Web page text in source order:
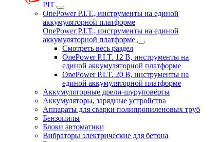
PIT
OnePower P.I.T., инструменты на единой
аккумуляторной платформе
OnePower P.I.T., инструменты на единой
аккумуляторной платформе
Смотреть весь раздел
OnePower P.I.T. 12 В, инструменты на
единой аккумуляторной платформе
OnePower P.I.T. 20 В, инструменты на
единой аккумуляторной платформе
Аккумуляторные дрели-шуруповёрты
Аккумуляторы, зарядные устройства
Аппараты для сварки полипропиленовых труб
Бензопилы
Блоки автоматики
Вибраторы электрические для бетона